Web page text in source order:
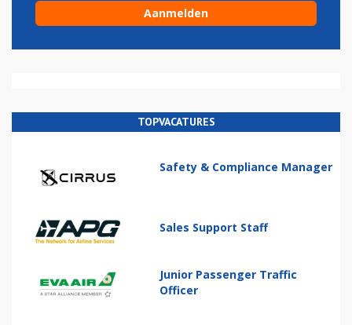
TOPVACATURES
Safety & Compliance Manager
Sales Support Staff
Junior Passenger Traffic
Officer